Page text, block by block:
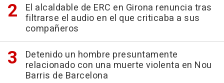
El alcaldable de ERC en Girona renuncia tras
filtrarse el audio en el que criticaba a sus
compañeros
Detenido un hombre presuntamente
relacionado con una muerte violenta en Nou
Barris de Barcelona